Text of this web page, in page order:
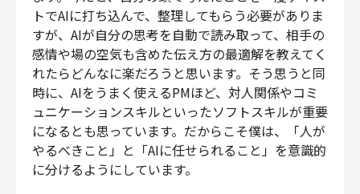
トでAIに打ち込んで、整理してもらう必要がありま
すが、AIが自分の思考を自動で読み取って、相手の
感情や場の空気も含めた伝え方の最適解を教えてく
れたらどんなに楽だろうと思います。そう思うと同
時に、AIをうまく使えるPMほど、対人関係やコミ
ュニケーションスキルといったソフトスキルが重要
になるとも思っています。だからこそ僕は、「人が
やるべきこと」と「AIに任せられること」を意識的
に分けるようにしています。